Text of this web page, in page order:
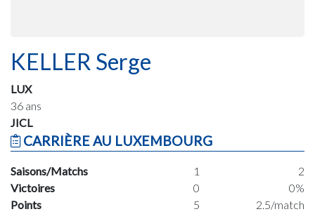
KELLER Serge
LUX
36 ans
JICL
CARRIÈRE AU LUXEMBOURG
Saisons/Matchs 1
2
Victoires
0
0%
Points
5
2.5/match